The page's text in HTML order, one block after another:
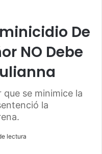
De
NO Debe
se minimice la
la
lectura